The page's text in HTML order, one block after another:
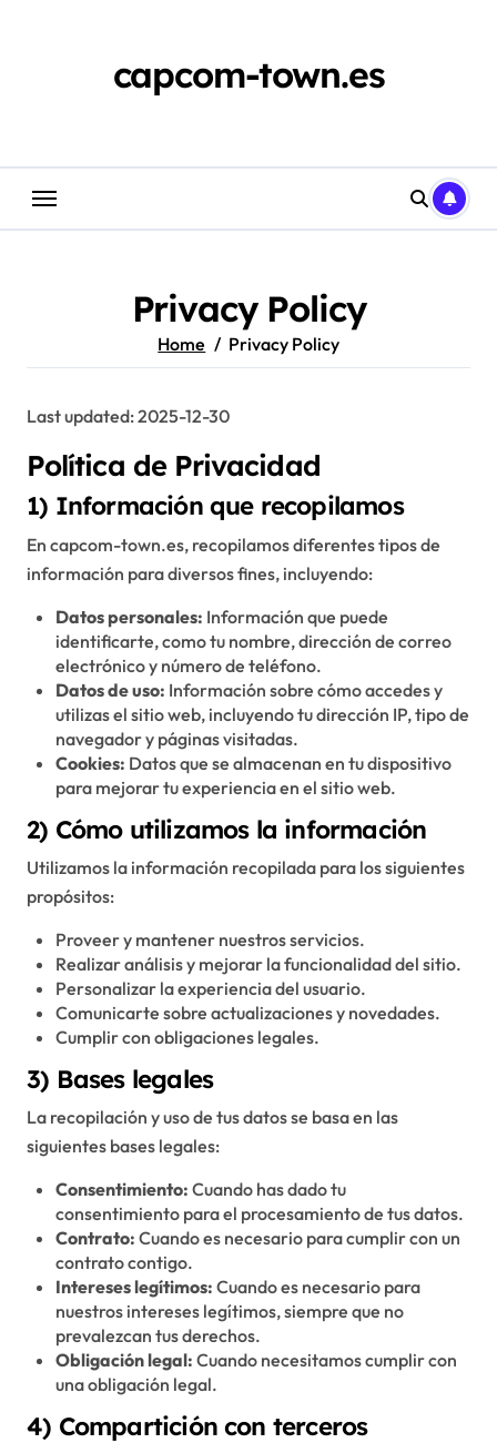
capcom-town.es
Privacy Policy
Home Privacy Policy
Last updated: 2025-12-30
Política de Privacidad
1) Información que recopilamos
En capcom-town.es, recopilamos diferentes tipos de
información para diversos fines, incluyendo:
Datos personales: Información que puede
identificarte, como tu nombre, dirección de correo
electrónico y número de teléfono.
Datos de uso: Información sobre cómo accedes y
utilizas el sitio web, incluyendo tu dirección IP, tipo de
navegador y páginas visitadas.
Cookies: Datos que se almacenan en tu dispositivo
para mejorar tu experiencia en el sitio web.
2) Cómo utilizamos la información
Utilizamos la información recopilada para los siguientes
propósitos:
Proveer y mantener nuestros servicios.
Realizar análisis y mejorar la funcionalidad del sitio.
Personalizar la experiencia del usuario.
Comunicarte sobre actualizaciones y novedades.
Cumplir con obligaciones legales.
3) Bases legales
La recopilación y uso de tus datos se basa en las
siguientes bases legales:
Consentimiento: Cuando has dado tu
consentimiento para el procesamiento de tus datos.
Contrato: Cuando es necesario para cumplir con un
contrato contigo.
Intereses legítimos: Cuando es necesario para
nuestros intereses legítimos, siempre que no
prevalezcan tus derechos.
Obligación legal: Cuando necesitamos cumplir con
una obligación legal.
4) Compartición con terceros